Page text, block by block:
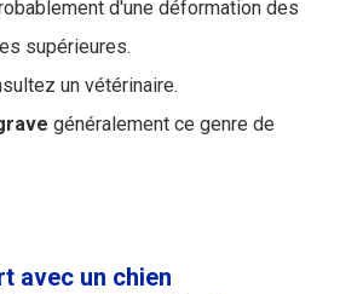
d'une déformation des
supérieures.
un vétérinaire.
généralement ce genre de
avec un chien